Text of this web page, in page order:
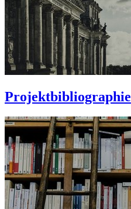
Projektbibliographie